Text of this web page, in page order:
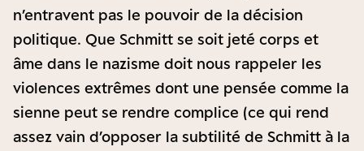
n’entravent pas le pouvoir de la décision
politique. Que Schmitt se soit jeté corps et
âme dans le nazisme doit nous rappeler les
violences extrêmes dont une pensée comme la
sienne peut se rendre complice (ce qui rend
assez vain d’opposer la subtilité de Schmitt à la